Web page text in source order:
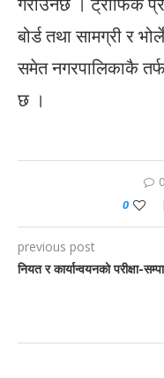
बोर्ड तथा सामग्री र
समेत नगरपालिकाकै
छ ।
0
previous post
नियत र कार्यान्वयनको परीक्षा-